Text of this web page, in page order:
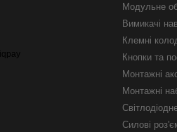
Модульне
Вимикачі
Клемні
Кнопки та
Монтажні
Монтажні
Силові